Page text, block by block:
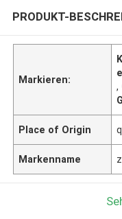
PRODUKT-
Markieren:
,
Place of Origin
Markenname